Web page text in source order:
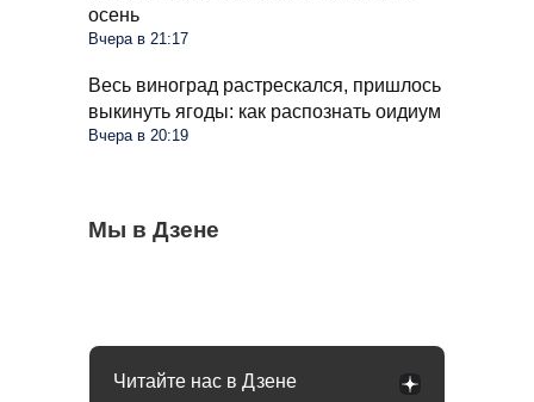
осень
Вчера в 21:17
Весь виноград растрескался, пришлось
выкинуть ягоды: как распознать оидиум
Вчера в 20:19
Мы в Дзене
С 1 сентября россиян будут сажать и
штрафовать за грибы: что нельзя
Сосед со скандалом требует убрать доски
Какое общение с гаишником неминуемо
Читайте нас в Дзене